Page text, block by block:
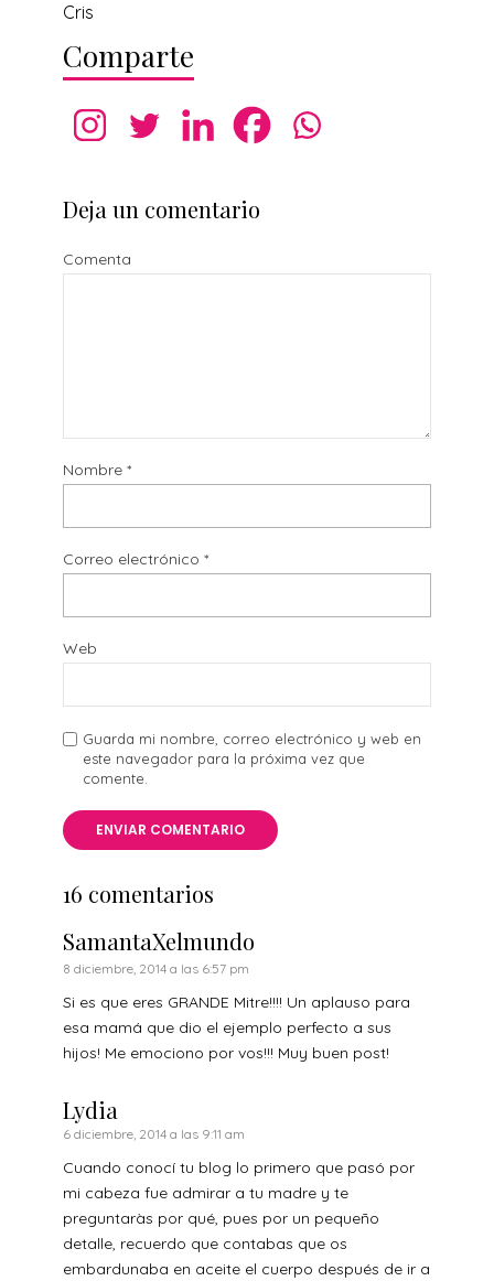
Cris
Comparte
Deja un comentario
Comenta
Nombre *
Correo electrónico *
Web
Guarda mi nombre, correo electrónico y web en
este navegador para la próxima vez que
comente.
16 comentarios
SamantaXelmundo
8 diciembre, 2014 a las 6:57 pm
Si es que eres GRANDE Mitre!!!! Un aplauso para
esa mamá que dio el ejemplo perfecto a sus
hijos! Me emociono por vos!!! Muy buen post!
Lydia
6 diciembre, 2014 a las 9:11 am
Cuando conocí tu blog lo primero que pasó por
mi cabeza fue admirar a tu madre y te
preguntaràs por qué, pues por un pequeño
detalle, recuerdo que contabas que os
embardunaba en aceite el cuerpo después de ir a